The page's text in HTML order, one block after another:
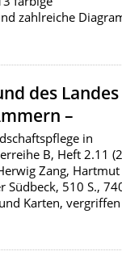
zahlreiche
des Landes
–
in
B, Heft 2.11
Zang, Hartmut
Südbeck, 510 S.,
Karten, vergriffen